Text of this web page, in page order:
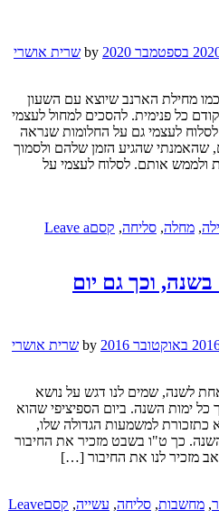
שרית אושרי
מחילת הארנב שיוצא עם השעון
כל פנימית. להסכים למחול לעצמי
לעצמי גם על החלומות שנראה
שהאמנתי שהגיע הזמן שלהם ולסמוך
ולממש אותם. לסלוח לעצמי על
, מחלה, סליחה, קסםLeave a
וכך גם יום
שרית אושרי
לשנה, שמים לנו דגש על נושא
ימות השנה. ביום הספיציפי שהוא
כתזכורת למשמעות הגדולה שלו,
כך ט"ו בשבט מזכיר את החיבור
מזכיר לנו את החיבור […]
, מחשבות, סליחה, עשייה, קסםLeave